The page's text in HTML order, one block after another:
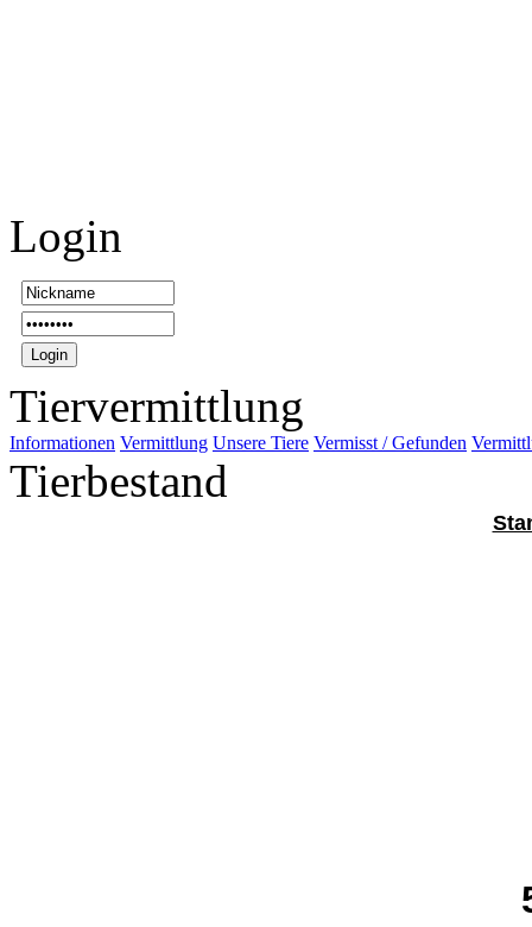
Login
Tiervermittlung
Informationen Vermittlung Unsere Tiere Vermisst / Gefunden
Tierbestand